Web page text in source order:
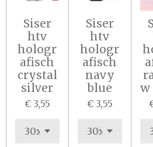
Siser
htv
hologr
afisch
crystal
silver
€ 3,55
Siser
htv
hologr
afisch
navy
blue
€ 3,55
w